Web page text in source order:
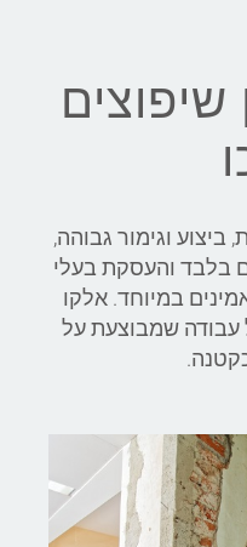
וגימור גבוהה,
בלבד והעסקת בעלי
במיוחד. אלקו
עבודה שמבוצעת על
כקטנה.